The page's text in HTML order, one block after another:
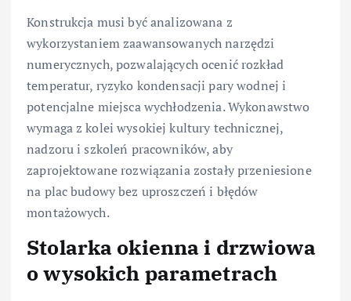
Konstrukcja musi być analizowana z
wykorzystaniem zaawansowanych narzędzi
numerycznych, pozwalających ocenić rozkład
temperatur, ryzyko kondensacji pary wodnej i
potencjalne miejsca wychłodzenia. Wykonawstwo
wymaga z kolei wysokiej kultury technicznej,
nadzoru i szkoleń pracowników, aby
zaprojektowane rozwiązania zostały przeniesione
na plac budowy bez uproszczeń i błędów
montażowych.
Stolarka okienna i drzwiowa
o wysokich parametrach